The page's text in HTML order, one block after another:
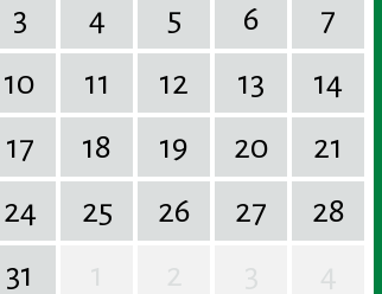
3 4 5 6
7
10 11 12 13
14
17 18 19 20
21
24 25 26 27
28
31